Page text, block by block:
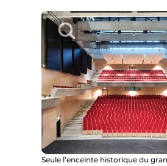
Seule l’enceinte historique du